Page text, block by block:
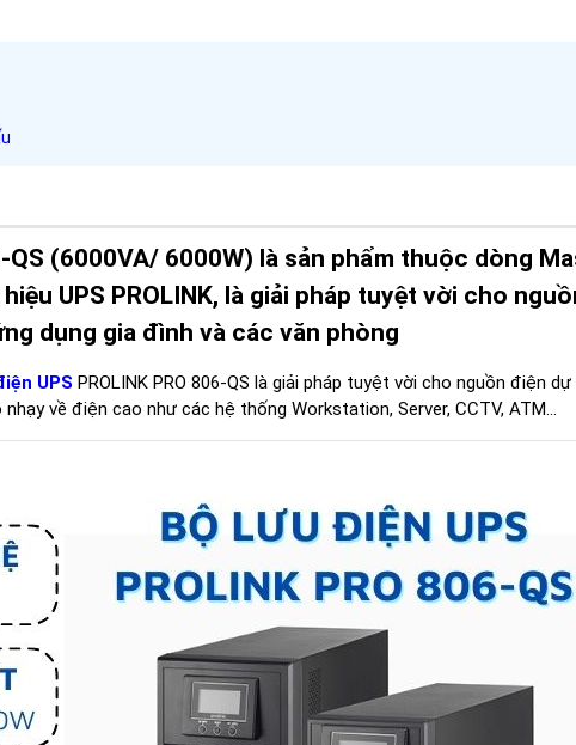
QS (6000VA/ 6000W) là sản phẩm thuộc dòng
UPS PROLINK, là giải pháp tuyệt vời cho
dụng gia đình và các văn phòng
UPS PROLINK PRO 806-QS là giải pháp tuyệt vời cho nguồn điện dự
về điện cao như các hệ thống Workstation, Server, CCTV, ATM…